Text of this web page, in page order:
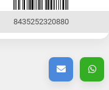
8435252320880